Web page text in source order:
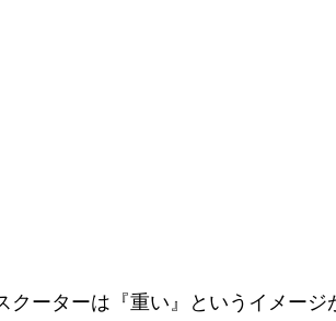
クーターは『重い』というイメー